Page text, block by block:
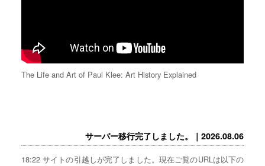
The Life and Art of Paul Klee: Art History Explained
サーバー移行完了しました。｜2026.08.06
18:22 サイトの引越しが完了しました。現在ご覧のURLは以下の